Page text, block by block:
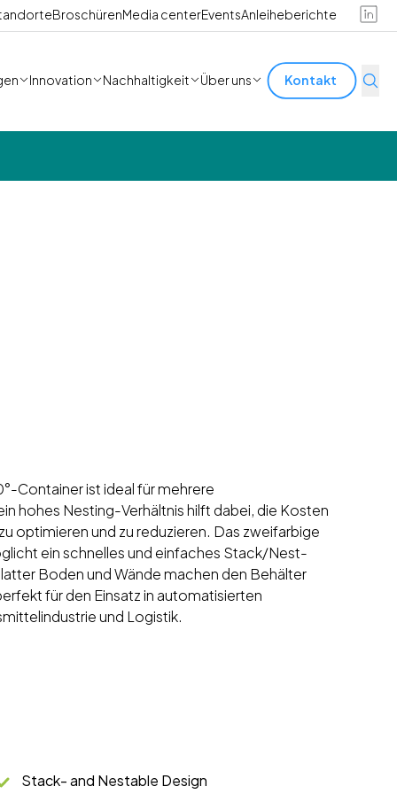
BroschürenMedia centerEventsAnleiheberichte
Innovation Nachhaltigkeit Über uns Kontakt
Container ist ideal für mehrere
hohes Nesting-Verhältnis hilft dabei, die Kosten
optimieren und zu reduzieren. Das zweifarbige
ein schnelles und einfaches Stack/Nest-
Boden und Wände machen den Behälter
für den Einsatz in automatisierten
und Logistik.
Stack- and Nestable Design